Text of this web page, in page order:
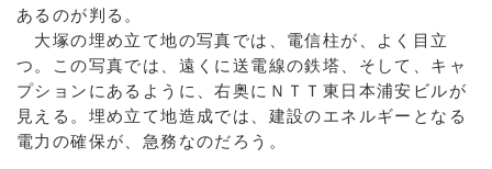
あるのが判る。
大塚の埋め立て地の写真では、電信柱が、よく目立
つ。この写真では、遠くに送電線の鉄塔、そして、キャ
プションにあるように、右奥にＮＴＴ東日本浦安ビルが
見える。埋め立て地造成では、建設のエネルギーとなる
電力の確保が、急務なのだろう。